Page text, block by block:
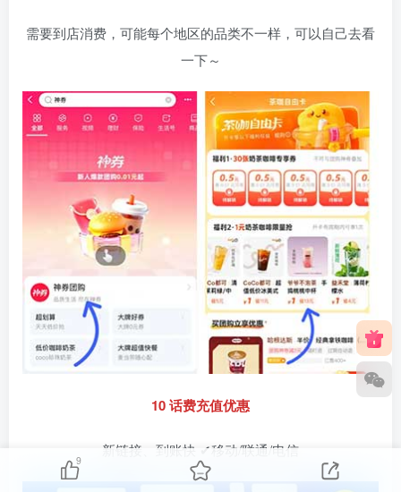
需要到店消费，可能每个地区的品类不一样，可以自己去看
一下～
10 话费充值优惠
新链接、到账快 ✔移动/联通/电信
9